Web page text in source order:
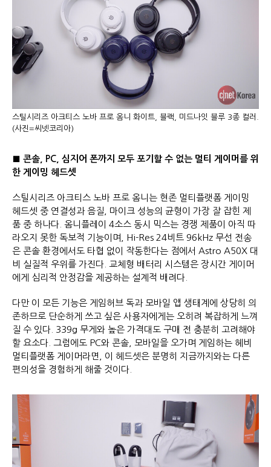
스틸시리즈 아크티스 노바 프로 옴니 화이트, 블랙, 미드나잇 블루 3종 컬러.
(사진=씨넷코리아)
■ 콘솔 , PC, 심지어 폰까지 모두 포기할 수 없는 멀티 게이머를 위
한 게이밍 헤드셋
스틸시리즈 아크티스 노바 프로 옴니는 현존 멀티플랫폼 게이밍
헤드셋 중 연결성과 음질, 마이크 성능의 균형이 가장 잘 잡힌 제
품 중 하나다. 옴니플레이 4소스 동시 믹스는 경쟁 제품이 아직 따
라오지 못한 독보적 기능이며, Hi-Res 24비트 96kHz 무선 전송
은 콘솔 환경에서도 타협 없이 작동한다는 점에서 Astro A50X 대
비 실질적 우위를 가진다. 교체형 배터리 시스템은 장시간 게이머
에게 심리적 안정감을 제공하는 설계적 배려다.
다만 이 모든 기능은 게임허브 독과 모바일 앱 생태계에 상당히 의
존하므로 단순하게 쓰고 싶은 사용자에게는 오히려 복잡하게 느껴
질 수 있다. 339g 무게와 높은 가격대도 구매 전 충분히 고려해야
할 요소다. 그럼에도 PC와 콘솔, 모바일을 오가며 게임하는 헤비
멀티플랫폼 게이머라면, 이 헤드셋은 분명히 지금까지와는 다른
편의성을 경험하게 해줄 것이다.